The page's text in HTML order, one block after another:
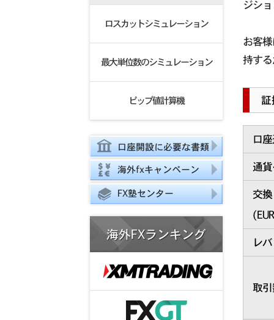
ロスカットシミュレーション
最大単位数のシミュレーション
ピップ値計算機
口座開設に必要な書類
海外fxキャンペーン
FX塾センター
海外FXランキング
ジシ
お客
持す
証
口
通
交
(
レ
取